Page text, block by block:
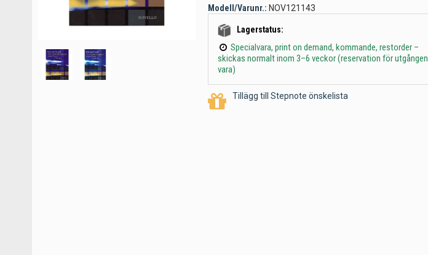
Modell/Varunr.: NOV121143
Lagerstatus:
Specialvara, print on demand, kommande, restorder –
skickas normalt inom 3–6 veckor (reservation för utgången
vara)
Tillägg till Stepnote önskelista